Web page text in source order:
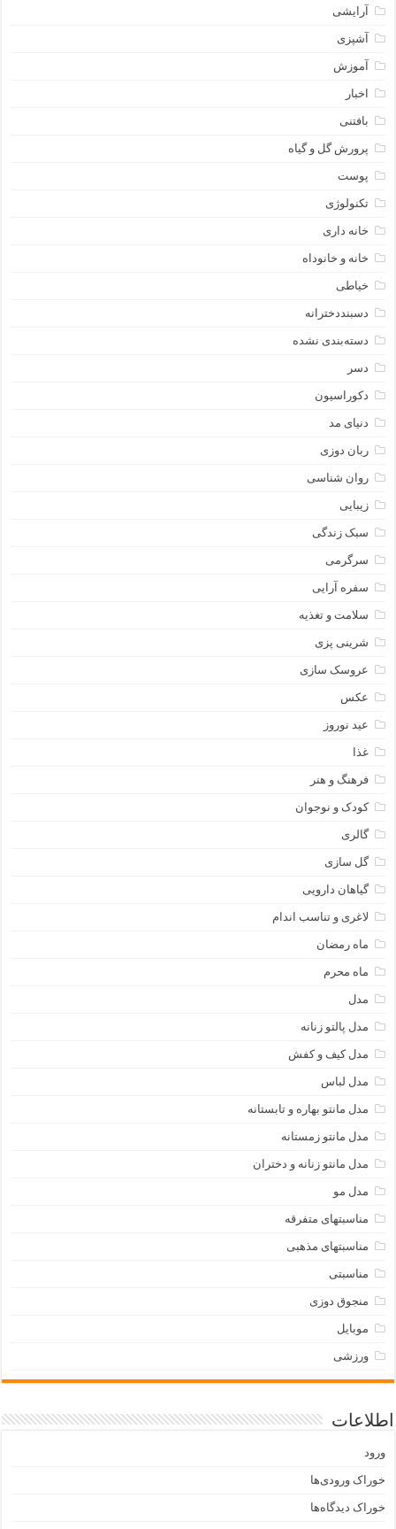
آرایشی
آشپزی
آموزش
اخبار
بافتنی
پرورش گل و گیاه
پوست
تکنولوژی
خانه داری
خانه و خانوداه
خیاطی
دسبنددخترانه
دسته‌بندی نشده
دسر
دکوراسیون
دنیای مد
ربان دوزی
روان شناسی
زیبایی
سبک زندگی
سرگرمی
سفره آرایی
سلامت و تغذیه
شرینی پزی
عروسک سازی
عکس
عید نوروز
غذا
فرهنگ و هنر
کودک و نوجوان
گالری
گل سازی
گیاهان دارویی
لاغری و تناسب اندام
ماه رمضان
ماه محرم
مدل
مدل پالتو زنانه
مدل کیف و کفش
مدل لباس
مدل مانتو بهاره و تابستانه
مدل مانتو زمستانه
مدل مانتو زنانه و دختران
مدل مو
مناسبتهای متفرقه
مناسبتهای مذهبی
مناسبتی
منجوق دوزی
موبایل
ورزشی
اطلاعات
ورود
خوراک ورودی‌ها
خوراک دیدگاه‌ها